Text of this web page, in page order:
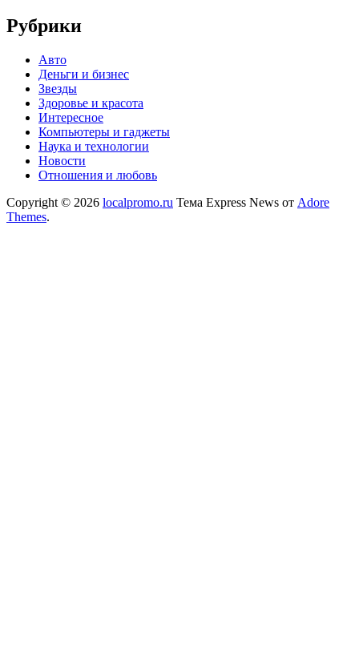
Рубрики
Авто
Деньги и бизнес
Звезды
Здоровье и красота
Интересное
Компьютеры и гаджеты
Наука и технологии
Новости
Отношения и любовь
Copyright © 2026 localpromo.ru Тема Express News от Adore
Themes.